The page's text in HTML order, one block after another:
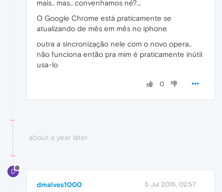
mais.. mas.. convenhamos né?...
O Google Chrome está praticamente se
atualizando de mês em mês no iphone
outra a sincronização nele com o novo opera..
não funciona então pra mim é praticamente inútil
usa-lo
0
about a year later
D
dmalves1000 5 Jul 2015, 02:57